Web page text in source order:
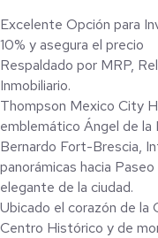
Excelente Opción para
10% y asegura el precio
Respaldado por MRP,
Inmobiliario.
Thompson Mexico City Hotel and
emblemático Ángel de
Bernardo Fort-Brescia,
panorámicas hacia
elegante de la ciudad.
Ubicado el corazón de la
Centro Histórico y de